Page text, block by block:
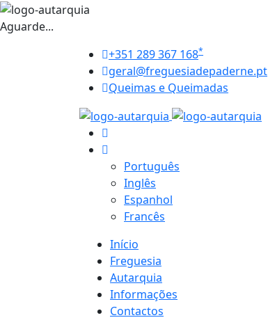
Aguarde...
+351 289 367 168*
geral@freguesiadepaderne.pt
Queimas e Queimadas
Português
Inglês
Espanhol
Francês
Início
Freguesia
Autarquia
Informações
Contactos